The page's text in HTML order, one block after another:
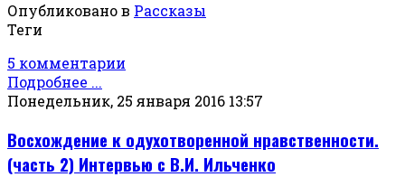
Опубликовано в Рассказы
Теги
5 комментарии
Подробнее ...
Понедельник, 25 января 2016 13:57
Восхождение к одухотворенной нравственности.
(часть 2) Интервью с В.И. Ильченко